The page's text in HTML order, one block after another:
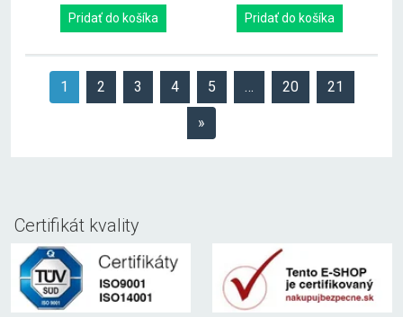
Pridať do košíka
Pridať do košíka
1 2 3 4 5 … 20 21
»
Certifikát kvality